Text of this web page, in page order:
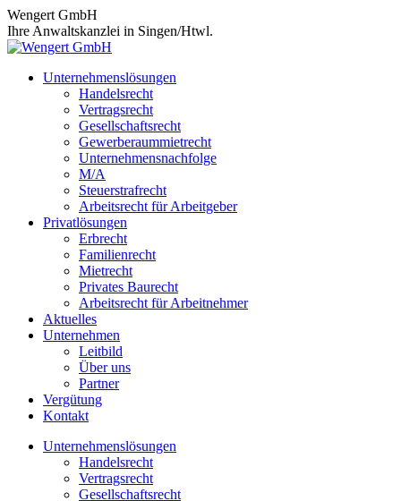
Zum
Inhalt
springen
Wengert GmbH
Ihre Anwaltskanzlei in Singen/Htwl.
Unternehmenslösungen
Handelsrecht
Vertragsrecht
Gesellschaftsrecht
Gewerberaummietrecht
Unternehmensnachfolge
M/A
Steuerstrafrecht
Arbeitsrecht für Arbeitgeber
Privatlösungen
Erbrecht
Familienrecht
Mietrecht
Privates Baurecht
Arbeitsrecht für Arbeitnehmer
Aktuelles
Unternehmen
Leitbild
Über uns
Partner
Vergütung
Kontakt
Unternehmenslösungen
Handelsrecht
Vertragsrecht
Gesellschaftsrecht